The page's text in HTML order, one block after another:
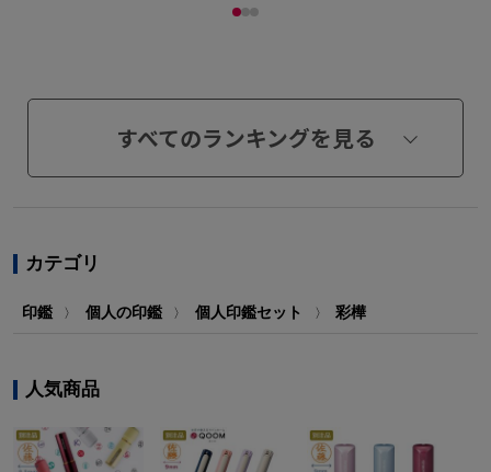
すべてのランキングを見る
カテゴリ
印鑑 〉 個人の印鑑 〉 個人印鑑セット 〉 彩樺
人気商品